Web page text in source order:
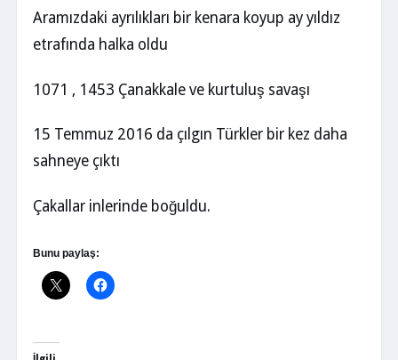
Aramızdaki ayrılıkları bir kenara koyup ay yıldız
etrafında halka oldu
1071 , 1453 Çanakkale ve kurtuluş savaşı
15 Temmuz 2016 da çılgın Türkler bir kez daha
sahneye çıktı
Çakallar inlerinde boğuldu.
Bunu paylaş: